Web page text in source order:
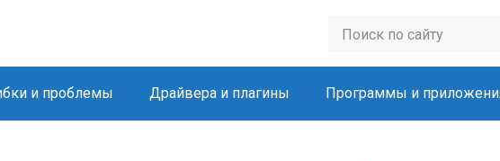
и проблемы Драйвера и плагины Программы и